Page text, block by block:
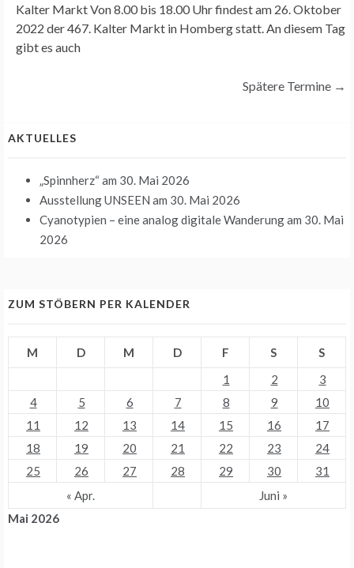
Kalter Markt Von 8.00 bis 18.00 Uhr findest am 26. Oktober
2022 der 467. Kalter Markt in Homberg statt. An diesem Tag
gibt es auch
Spätere Termine →
AKTUELLES
„Spinnherz“ am 30. Mai 2026
Ausstellung UNSEEN am 30. Mai 2026
Cyanotypien – eine analog digitale Wanderungam 30. Mai
2026
ZUM STÖBERN PER KALENDER
Mai 2026
M D M D F S
S
1
2
3
4
5 6 7 8 9
10
11
12 13 14 15 16
17
18
19 20 21 22 23
24
25
26 27 28 29 30
31
« Apr.
Juni »